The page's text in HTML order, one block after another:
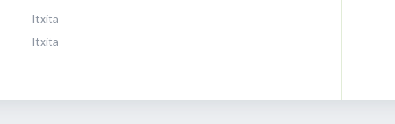
Itxita
Itxita